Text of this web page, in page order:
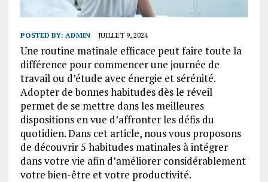
POSTED BY: ADMIN JUILLET 9, 2024
Une routine matinale efficace peut faire toute la
différence pour commencer une journée de
travail ou d’étude avec énergie et sérénité.
Adopter de bonnes habitudes dès le réveil
permet de se mettre dans les meilleures
dispositions en vue d’affronter les défis du
quotidien. Dans cet article, nous vous proposons
de découvrir 5 habitudes matinales à intégrer
dans votre vie afin d’améliorer considérablement
votre bien-être et votre productivité.